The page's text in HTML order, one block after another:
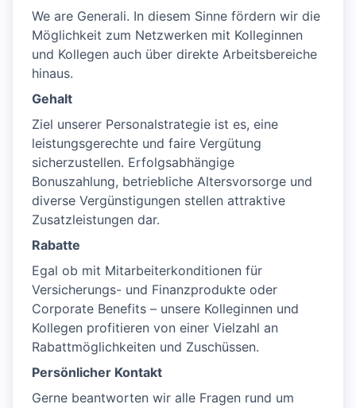
We are Generali. In diesem Sinne fördern wir die
Möglichkeit zum Netzwerken mit Kolleginnen
und Kollegen auch über direkte Arbeitsbereiche
hinaus.
Gehalt
Ziel unserer Personalstrategie ist es, eine
leistungsgerechte und faire Vergütung
sicherzustellen. Erfolgsabhängige
Bonuszahlung, betriebliche Altersvorsorge und
diverse Vergünstigungen stellen attraktive
Zusatzleistungen dar.
Rabatte
Egal ob mit Mitarbeiterkonditionen für
Versicherungs- und Finanzprodukte oder
Corporate Benefits – unsere Kolleginnen und
Kollegen profitieren von einer Vielzahl an
Rabattmöglichkeiten und Zuschüssen.
Persönlicher Kontakt
Gerne beantworten wir alle Fragen rund um